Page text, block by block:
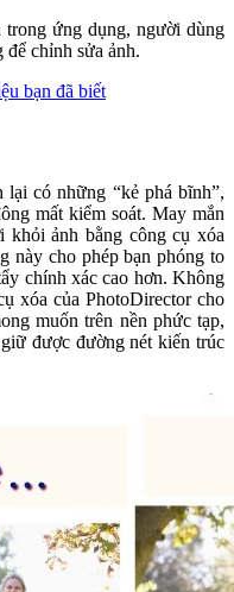
ứng dụng, người dùng
chỉnh sửa ảnh.
bạn đã biết
có những “kẻ phá bĩnh”,
mất kiểm soát. May mắn
khỏi ảnh bằng công cụ xóa
này cho phép bạn phóng to
chính xác cao hơn. Không
xóa của PhotoDirector cho
muốn trên nền phức tạp,
được đường nét kiến ​​trúc